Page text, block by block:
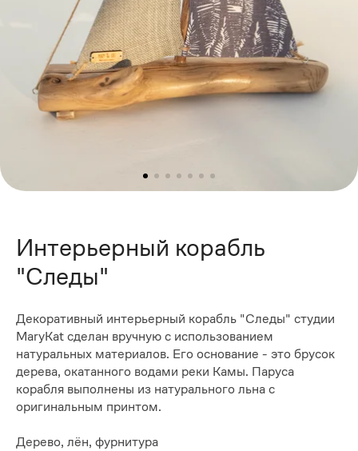
Интерьерный корабль
"Следы"
Декоративный интерьерный корабль "Следы" студии
MaryKat сделан вручную с использованием
натуральных материалов. Его основание - это брусок
дерева, окатанного водами реки Камы. Паруса
корабля выполнены из натурального льна с
оригинальным принтом.
Дерево, лён, фурнитура